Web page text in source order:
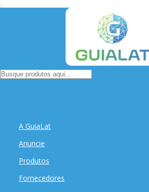
A GuiaLat
Anuncie
Produtos
Fornecedores